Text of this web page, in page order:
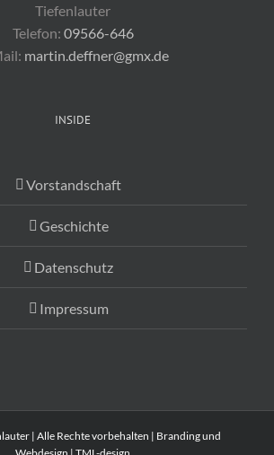
Tiefenlauter
Telefon: 09566-646
martin.deffner@gmx.de
INSIDE
Vorstandschaft
Geschichte
Datenschutz
Impressum
| Alle Rechte vorbehalten | Branding und